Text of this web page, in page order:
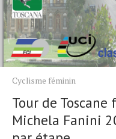
Cyclisme féminin
Tour de
Michela Fanini